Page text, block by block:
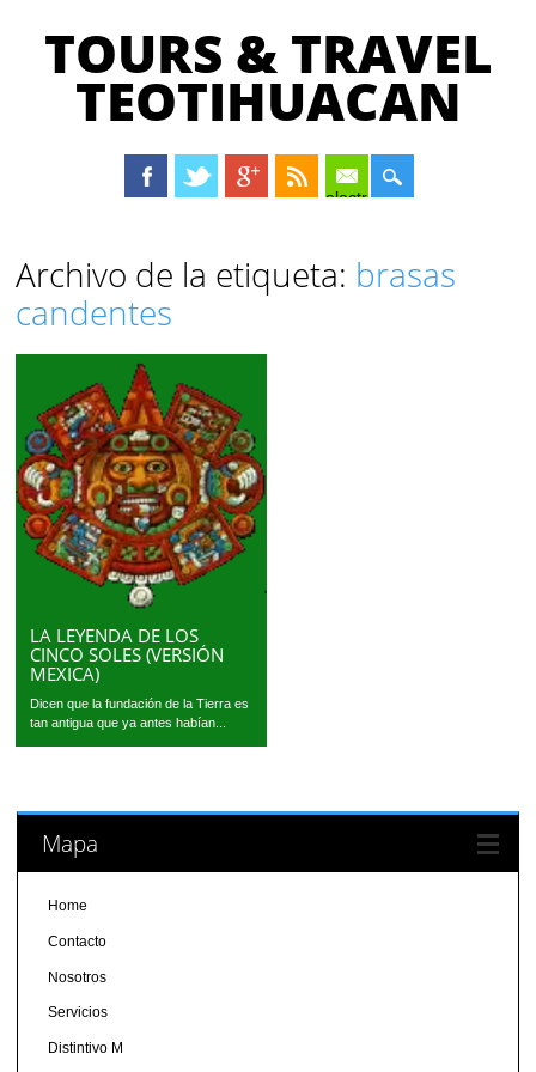
TOURS & TRAVEL
TEOTIHUACAN
electrónico
Menú principal
al
contenido
Archivo de la etiqueta: brasas
candentes
LA LEYENDA DE LOS
CINCO SOLES (VERSIÓN
MEXICA)
Dicen que la fundación de la Tierra es
tan antigua que ya antes habían...
Mapa
Home
Contacto
Nosotros
Servicios
Distintivo M